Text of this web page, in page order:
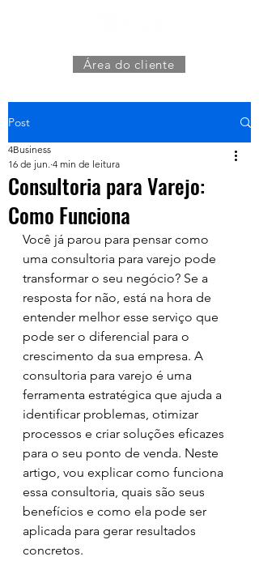
Área do cliente
Post
Consultoria para Varejo:
Como Funciona
4Business
16 de jun. 4 min de leitura
Você já parou para pensar como
uma consultoria para varejo pode
transformar o seu negócio? Se a
resposta for não, está na hora de
entender melhor esse serviço que
pode ser o diferencial para o
crescimento da sua empresa. A
consultoria para varejo é uma
ferramenta estratégica que ajuda a
identificar problemas, otimizar
processos e criar soluções eficazes
para o seu ponto de venda. Neste
artigo, vou explicar como funciona
essa consultoria, quais são seus
benefícios e como ela pode ser
aplicada para gerar resultados
concretos.